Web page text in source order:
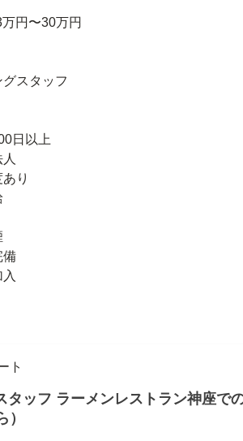
円〜30万円
スタッフ
日以上
り
備
ト
タッフ ラーメンレストラン神座で
）